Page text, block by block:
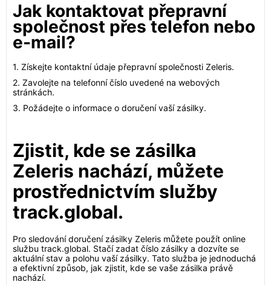
Jak kontaktovat přepravní
společnost přes telefon nebo
e-mail?
1. Získejte kontaktní údaje přepravní společnosti Zeleris.
2. Zavolejte na telefonní číslo uvedené na webových
stránkách.
3. Požádejte o informace o doručení vaší zásilky.
Zjistit, kde se zásilka
Zeleris nachází, můžete
prostřednictvím služby
track.global.
Pro sledování doručení zásilky Zeleris můžete použít online
službu track.global. Stačí zadat číslo zásilky a dozvíte se
aktuální stav a polohu vaší zásilky. Tato služba je jednoduchá
a efektivní způsob, jak zjistit, kde se vaše zásilka právě
nachází.